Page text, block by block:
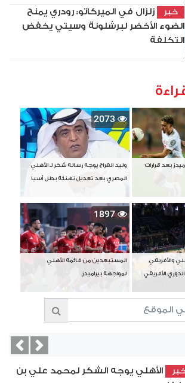
خبر
زلزال في الميركاتو: رودري يمنح
الضوء الأخضر لبرشلونة وسيتي يخفض
التكلفة
بعد قرارات
2073
وليد الفراج يوجه رسالة شكر لـ الأهلي
المصري بعد تعديل تهنئة بطل آسيا
والأفريقي
الأفريقي
1897
المستبعدين من قائمة الأهلي
لمواجهة بيراميدز
الأهلي يوجه الشكر لمحمد علي بن
Next